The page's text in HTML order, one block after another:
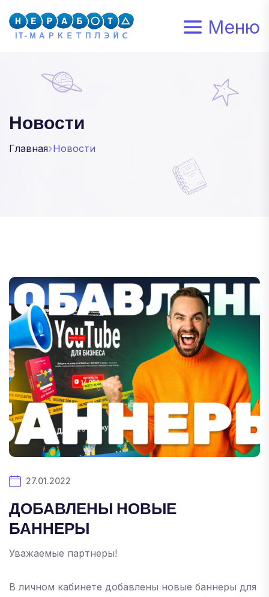
Меню
Новости
Главная Новости
27.01.2022
ДОБАВЛЕНЫ НОВЫЕ
БАННЕРЫ
Уважаемые партнеры!
В личном кабинете добавлены новые баннеры для